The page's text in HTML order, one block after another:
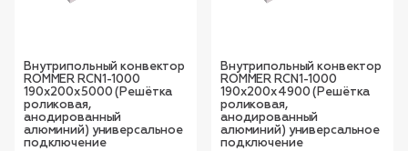
Внутрипольный конвектор
ROMMER RCN1-1000
190х200х5000 (Решётка
роликовая,
анодированный
алюминий) универсальное
подключение
Внутрипольный конвектор
ROMMER RCN1-1000
190х200х4900 (Решётка
роликовая,
анодированный
алюминий) универсальное
подключение